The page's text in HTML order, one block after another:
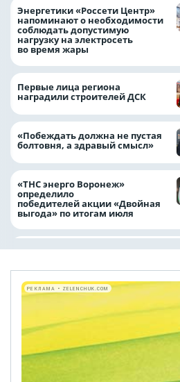
Энергетики «Россети Центр»
напоминают о необходимости
соблюдать допустимую
нагрузку на электросеть
во время жары
Первые лица региона
наградили строителей ДСК
«Побеждать должна не пустая
болтовня, а здравый смысл»
«ТНС энерго Воронеж»
определило
победителей акции «Двойная
выгода» по итогам июля
РЕКЛАМА • ZELENCHUK.COM